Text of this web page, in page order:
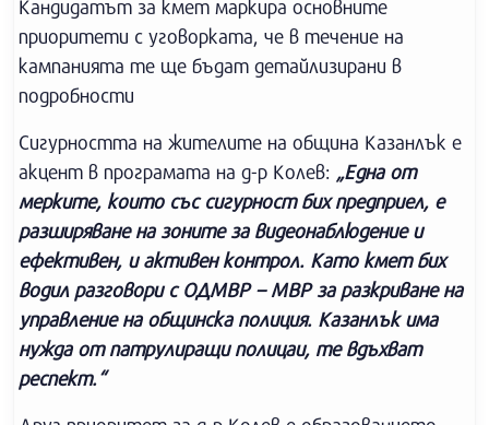
Кандидатът за кмет маркира основните
приоритети с уговорката, че в течение на
кампанията те ще бъдат детайлизирани в
подробности
Сигурността на жителите на община Казанлък е
акцент в програмата на д-р Колев: „Една от
мерките, които със сигурност бих предприел, е
разширяване на зоните за видеонаблюдение и
ефективен, и активен контрол. Като кмет бих
водил разговори с ОДМВР – МВР за разкриване на
управление на общинска полиция. Казанлък има
нужда от патрулиращи полицаи, те вдъхват
респект.“